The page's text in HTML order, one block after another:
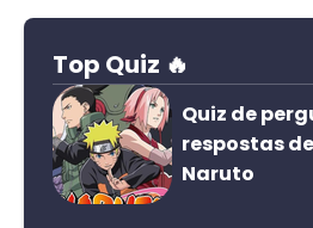
Top Quiz 🔥
Quiz de
respostas de
Naruto